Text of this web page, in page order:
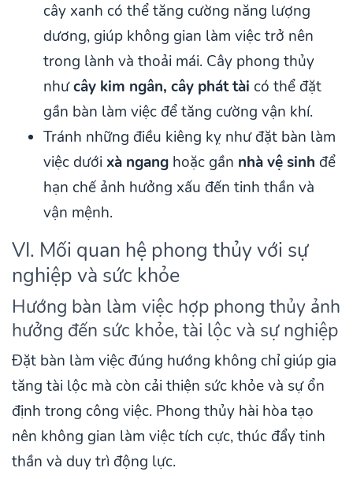
cây xanh có thể tăng cường năng lượng
dương, giúp không gian làm việc trở nên
trong lành và thoải mái. Cây phong thủy
nhưcây kim ngân, cây phát tài có thể đặt
gần bàn làm việc để tăng cường vận khí.
Tránh những điều kiêng kỵ như đặt bàn làm
việc dưới xà ngang hoặc gần nhà vệ sinh để
hạn chế ảnh hưởng xấu đến tinh thần và
vận mệnh.
VI. Mối quan hệ phong thủy với sự
nghiệp và sức khỏe
Hướng bàn làm việc hợp phong thủy ảnh
hưởng đến sức khỏe, tài lộc và sự nghiệp
Đặt bàn làm việc đúng hướng không chỉ giúp gia
tăng tài lộc mà còn cải thiện sức khỏe và sự ổn
định trong công việc. Phong thủy hài hòa tạo
nên không gian làm việc tích cực, thúc đẩy tinh
thần và duy trì động lực.